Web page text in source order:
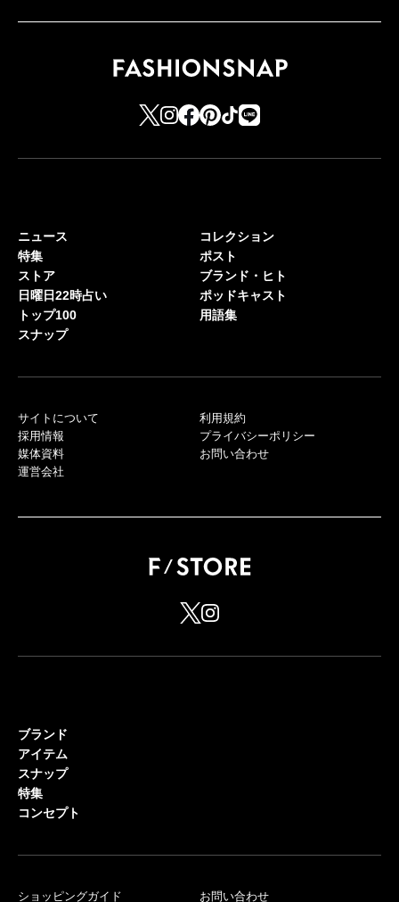
ニュース
特集
ストア
日曜日22時占い
トップ100
スナップ
コレクション
ポスト
ブランド・ヒト
ポッドキャスト
用語集
サイトについて
採用情報
媒体資料
運営会社
利用規約
プライバシーポリシー
お問い合わせ
ブランド
アイテム
スナップ
特集
コンセプト
ショッピングガイド お問い合わせ